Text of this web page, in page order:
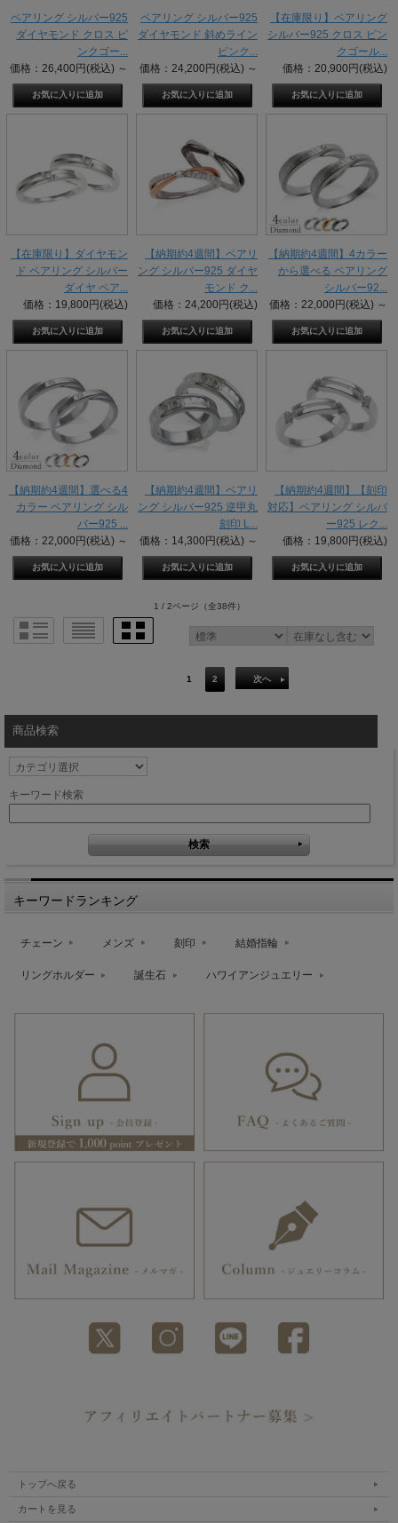
ペアリング シルバー925
ダイヤモンド クロス ピ
ンクゴー...
価格：26,400円(税込) ～
ペアリング シルバー925
ダイヤモンド 斜めライン
ピンク...
価格：24,200円(税込) ～
【在庫限り】ペアリング
シルバー925 クロス ピン
クゴール...
価格：20,900円(税込)
【在庫限り】ダイヤモン
ド ペアリング シルバー
ダイヤ ペア...
価格：19,800円(税込)
【納期約4週間】ペアリ
ング シルバー925 ダイヤ
モンド ク...
価格：24,200円(税込)
【納期約4週間】4カラー
から選べる ペアリング
シルバー92...
価格：22,000円(税込) ～
【納期約4週間】選べる4
カラー ペアリング シル
バー925 ...
価格：22,000円(税込) ～
【納期約4週間】ペアリ
ング シルバー925 逆甲丸
刻印 L...
価格：14,300円(税込) ～
【納期約4週間】【刻印
対応】ペアリング シルバ
ー925 レク...
価格：19,800円(税込)
1 / 2ページ （全38件）
1 2 次へ
商品検索
キーワード検索
キーワードランキング
チェーン メンズ 刻印 結婚指輪
リングホルダー 誕生石 ハワイアンジュエリー
トップへ戻る
カートを見る